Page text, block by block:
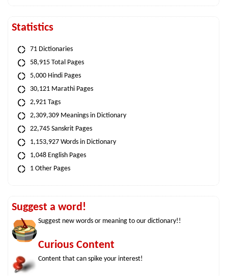
Statistics
71 Dictionaries
58,915 Total Pages
5,000 Hindi Pages
30,121 Marathi Pages
2,921 Tags
2,309,309 Meanings in Dictionary
22,745 Sanskrit Pages
1,153,927 Words in Dictionary
1,048 English Pages
1 Other Pages
Suggest a word!
Suggest new words or meaning to our dictionary!!
Curious Content
Content that can spike your interest!